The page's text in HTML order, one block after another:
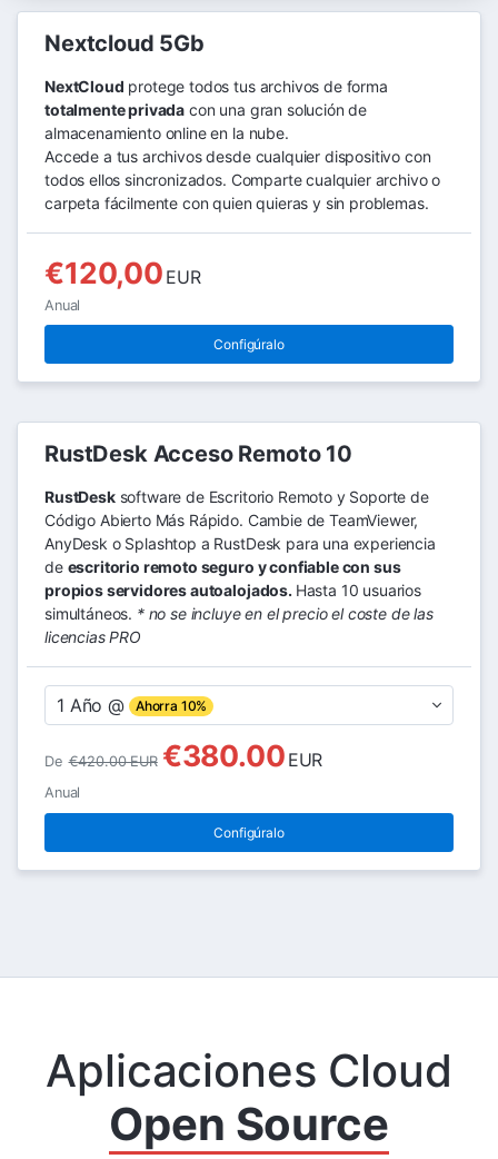
Nextcloud 5Gb
NextCloud protege todos tus archivos de forma
totalmente privada con una gran solución de
almacenamiento online en la nube.
Accede a tus archivos desde cualquier dispositivo con
todos ellos sincronizados. Comparte cualquier archivo o
carpeta fácilmente con quien quieras y sin problemas.
€120,00 EUR
Anual
Configúralo
RustDesk Acceso Remoto 10
RustDesksoftware de Escritorio Remoto y Soporte de
Código Abierto Más Rápido. Cambie de TeamViewer,
AnyDesk o Splashtop a RustDesk para una experiencia
de escritorio remoto seguro y confiable con sus
propios servidores autoalojados. Hasta 10 usuarios
simultáneos. * no se incluye en el precio el coste de las
licencias PRO
1 Año @ Ahorra 10%
De €420.00 EUR €380.00 EUR
Anual
Configúralo
Aplicaciones Cloud
Open Source